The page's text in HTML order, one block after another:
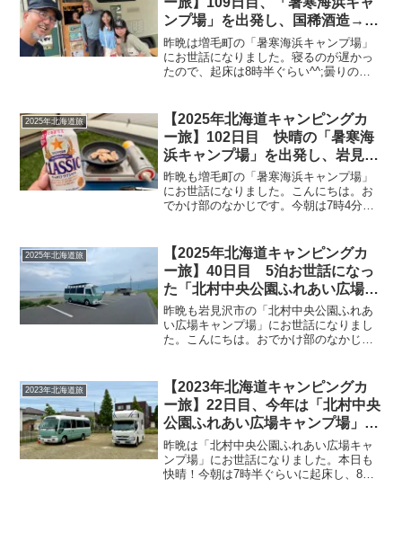
ンプ場」を出発し、国稀酒造→麺
屋 田中商店→岩見沢市美流渡地
区の「みる・とーぶ展」へ！
昨晩は増毛町の「暑寒海浜キャンプ場」
にお世話になりました。寝るのが遅かっ
たので、起床は8時半ぐらい^^;曇りの予
で、時間まで外や車内でのんびりしま
す。出発の時間にな...
2025年北海道旅
【2025年北海道キャンピングカ
ー旅】102日目 快晴の「暑寒海
浜キャンプ場」を出発し、岩見沢
市の無料キャンプ場「北村中央公
園ふれあい広場キャンプ場」へ移
動しテントとタープの設営完了！
昨晩も増毛町の「暑寒海浜キャンプ場」
にお世話になりました。こんにちは。お
でかけ部のなかじです。今朝は7時4分に
みゅうちゃんの朝ご飯から(=^・^=)青空
でしかも...
2025年北海道旅
【2025年北海道キャンピングカ
ー旅】40日目 5泊お世話になっ
た「北村中央公園ふれあい広場キ
ャンプ場」を出発し、無料の「寿
都浜中野営場」へ！小樽の「南樽
市場」は駐車場満車のため今回は
昨晩も岩見沢市の「北村中央公園ふれあ
い広場キャンプ場」にお世話になりまし
た。こんにちは。おでかけ部のなかじで
晩は比較的涼しく、今朝も曇り空なので
外気温もちょうどいい...
2023年北海道旅
【2023年北海道キャンピングカ
ー旅】22日目、今年は「北村中央
公園ふれあい広場キャンプ場」で
早速かおるちゃんと合流、宴会ス
タート！
昨晩は「北村中央公園ふれあい広場キャ
ンプ場」にお世話になりました。本日も
快晴！今朝は7時半ぐらいに起床し、8時